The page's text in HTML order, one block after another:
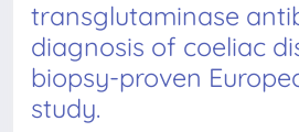
transglutaminase
diagnosis of coeliac
biopsy-proven
study.